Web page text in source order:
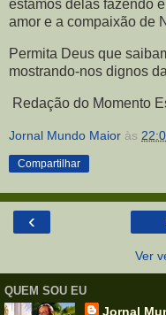
estamos delas fazendo
amor e a compaixão de
Permita Deus que
mostrando-nos dignos
Redação do Momento
Jornal Mundo Maior às
Compartilhar
‹
Ver
QUEM SOU EU
Jornal